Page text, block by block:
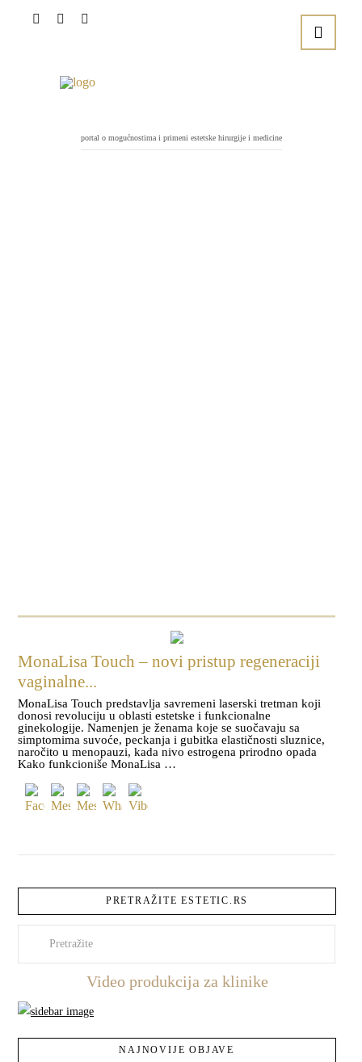
portal o mogućnostima i primeni estetske hirurgije i medicine
MonaLisa Touch – novi pristup regeneraciji
vaginalne...
MonaLisa Touch predstavlja savremeni laserski tretman koji
donosi revoluciju u oblasti estetske i funkcionalne
ginekologije. Namenjen je ženama koje se suočavaju sa
simptomima suvoće, peckanja i gubitka elastičnosti sluznice,
naročito u menopauzi, kada nivo estrogena prirodno opada
Kako funkcioniše MonaLisa …
PRETRAŽITE ESTETIC.RS
Video produkcija za klinike
NAJNOVIJE OBJAVE